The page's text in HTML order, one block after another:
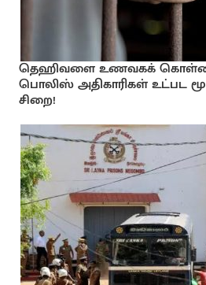
தெஹிவளை உணவகக்
பொலிஸ் அதிகாரிகள் உட்பட
சிறை!